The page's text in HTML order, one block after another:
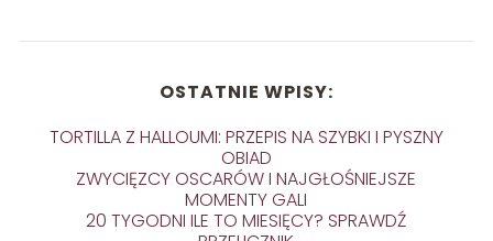
OSTATNIE WPISY:
TORTILLA Z HALLOUMI: PRZEPIS NA SZYBKI I PYSZNY
OBIAD
ZWYCIĘZCY OSCARÓW I NAJGŁOŚNIEJSZE
MOMENTY GALI
20 TYGODNI ILE TO MIESIĘCY? SPRAWDŹ